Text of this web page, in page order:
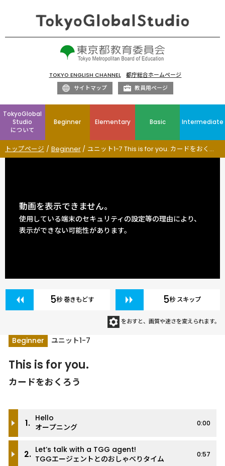
TOKYO ENGLISH CHANNEL
都庁総合ホームページ
サイトマップ
教員用ページ
TokyoGlobal
Studio
について
Beginner Elementary Basic Intermediate
トップページ Beginner ユニット1-7 This is for you. カードをおくろう
Beginner ユニット1-7
This is for you.
カードをおくろう
1. Hello
オープニング
0:00
2. Let’s talk with a TGG agent!
TGGエージェントとのおしゃべりタイム
0:57
動画を表示できません。
使用している端末のセキュリティの設定等の理由により、
表示ができない可能性があります。
5秒 巻きもどす 5秒 スキップ
をおすと、画質や速さを変えられます。